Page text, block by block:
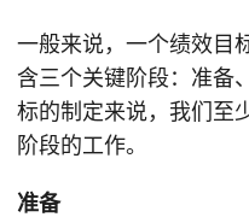
一般来说，一个绩效目
含三个关键阶段：准备
标的制定来说，我们至
阶段的工作。
准备